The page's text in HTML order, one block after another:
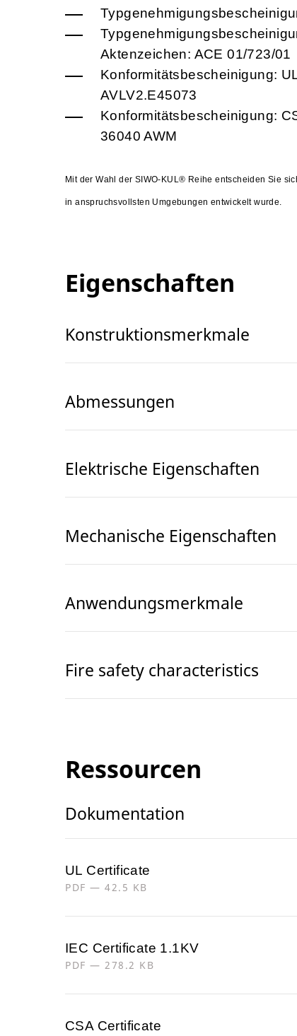
Aktenzeichen: ACE 01/723/01
Konformitätsbescheinigung:
AVLV2.E45073
Konformitätsbescheinigung:
36040 AWM
Mit der Wahl der SIWO-KUL® Reihe entscheiden Sie
in anspruchsvollsten Umgebungen entwickelt wurde.
Eigenschaften
Konstruktionsmerkmale
Abmessungen
Elektrische Eigenschaften
Mechanische Eigenschaften
Anwendungsmerkmale
Fire safety characteristics
Ressourcen
Dokumentation
UL Certificate
PDF — 42.5 KB
IEC Certificate 1.1KV
PDF — 278.2 KB
CSA Certificate